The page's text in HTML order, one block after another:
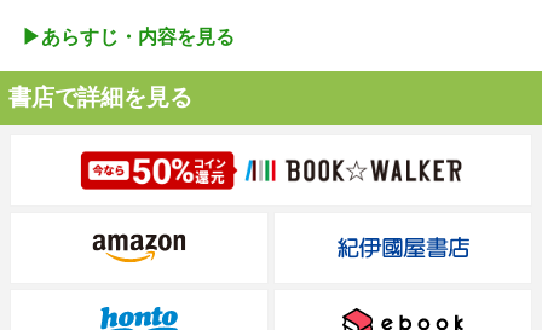
▶︎あらすじ・内容を見る
書店で詳細を見る